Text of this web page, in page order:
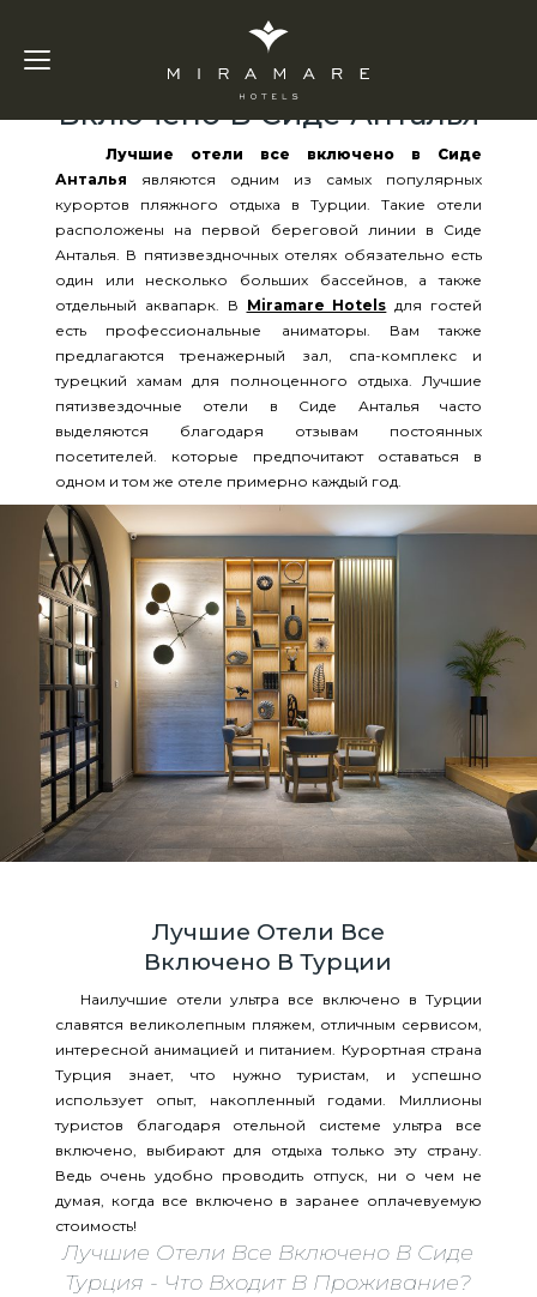
Лучшие Отели Все
Включено В Сиде Анталья
Лучшие отели все включено в Сиде
Анталья являются одним из самых популярных
курортов пляжного отдыха в Турции. Такие отели
расположены на первой береговой линии в Сиде
Анталья. В пятизвездночных отелях обязательно есть
один или несколько больших бассейнов, а также
отдельный аквапарк. В Miramare Hotels для гостей
есть профессиональные аниматоры. Вам также
предлагаются тренажерный зал, спа-комплекс и
турецкий хамам для полноценного отдыха. Лучшие
пятизвездочные отели в Сиде Анталья часто
выделяются благодаря отзывам постоянных
посетителей. которые предпочитают оставаться в
одном и том же отеле примерно каждый год.
Лучшие Отели Все
Включено В Турции
Наилучшие отели ультра все включено в Турции
славятся великолепным пляжем, отличным сервисом,
интересной анимацией и питанием. Курортная страна
Турция знает, что нужно туристам, и успешно
использует опыт, накопленный годами. Миллионы
туристов благодаря отельной системе ультра все
включено, выбирают для отдыха только эту страну.
Ведь очень удобно проводить отпуск, ни о чем не
думая, когда все включено в заранее оплачевуемую
стоимость!
Лучшие Отели Все Включено В Сиде
Турция - Что Входит В Проживание?